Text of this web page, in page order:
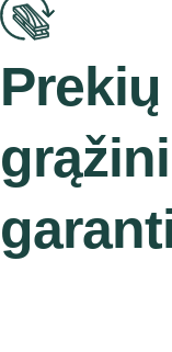
Prekių